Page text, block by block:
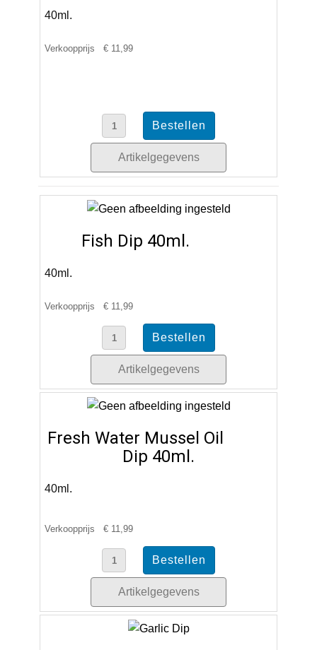
40ml.
Verkoopprijs € 11,99
Artikelgegevens
Fish Dip 40ml.
40ml.
Verkoopprijs € 11,99
Artikelgegevens
Fresh Water Mussel Oil
Dip 40ml.
40ml.
Verkoopprijs € 11,99
Artikelgegevens